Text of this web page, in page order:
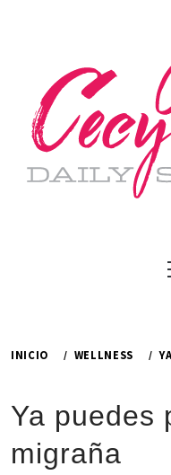
INICIO WELLNESS
Ya puedes
migraña